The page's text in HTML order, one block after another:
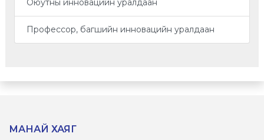
Оюутны инновацийн уралдаан
Профессор, багшийн инновацийн уралдаан
МАНАЙ ХАЯГ